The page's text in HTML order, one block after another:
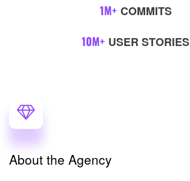
1M+ COMMITS
10M+ USER STORIES
About the Agency